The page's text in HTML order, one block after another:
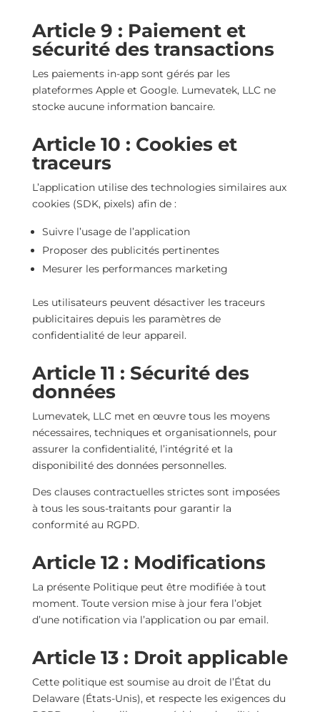
Article 9 : Paiement et
sécurité des transactions
Les paiements in-app sont gérés par les
plateformes Apple et Google. Lumevatek, LLC ne
stocke aucune information bancaire.
Article 10 : Cookies et
traceurs
L’application utilise des technologies similaires aux
cookies (SDK, pixels) afin de :
Suivre l’usage de l’application
Proposer des publicités pertinentes
Mesurer les performances marketing
Les utilisateurs peuvent désactiver les traceurs
publicitaires depuis les paramètres de
confidentialité de leur appareil.
Article 11 : Sécurité des
données
Lumevatek, LLC met en œuvre tous les moyens
nécessaires, techniques et organisationnels, pour
assurer la confidentialité, l’intégrité et la
disponibilité des données personnelles.
Des clauses contractuelles strictes sont imposées
à tous les sous-traitants pour garantir la
conformité au RGPD.
Article 12 : Modifications
La présente Politique peut être modifiée à tout
moment. Toute version mise à jour fera l’objet
d’une notification via l’application ou par email.
Article 13 : Droit applicable
Cette politique est soumise au droit de l’État du
Delaware (États-Unis), et respecte les exigences du